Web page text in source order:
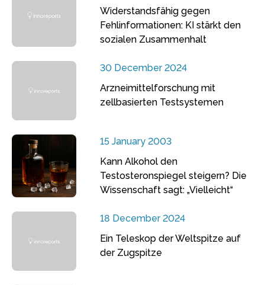
Widerstandsfähig gegen
Fehlinformationen: KI stärkt den
sozialen Zusammenhalt
30 December 2024
Arzneimittelforschung mit
zellbasierten Testsystemen
15 January 2003
Kann Alkohol den
Testosteronspiegel steigern? Die
Wissenschaft sagt: „Vielleicht“
18 December 2024
Ein Teleskop der Weltspitze auf
der Zugspitze